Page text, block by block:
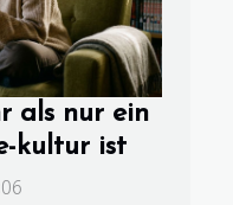
als nur ein
kultur ist